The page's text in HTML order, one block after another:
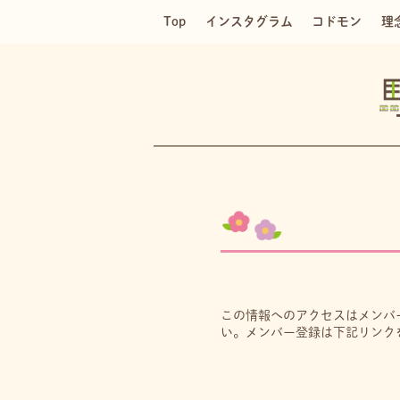
Top インスタグラム コドモン 理
この情報へのアクセスはメン
い。メンバー登録は下記リンク